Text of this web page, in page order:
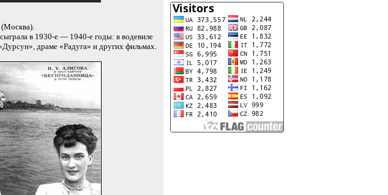
(Москва).
в 1930-е — 1940-е годы: в водевиле
драме «Радуга» и других фильмах.